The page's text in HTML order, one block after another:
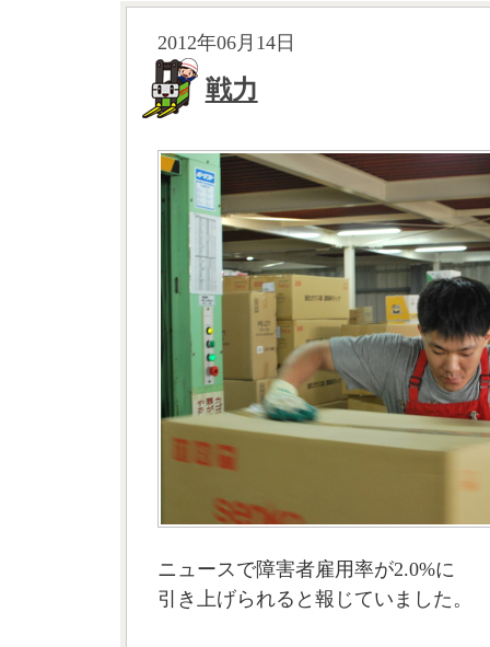
2012年06月14日
戦力
ニュースで障害者雇用率が2.0%に
引き上げられると報じていました。